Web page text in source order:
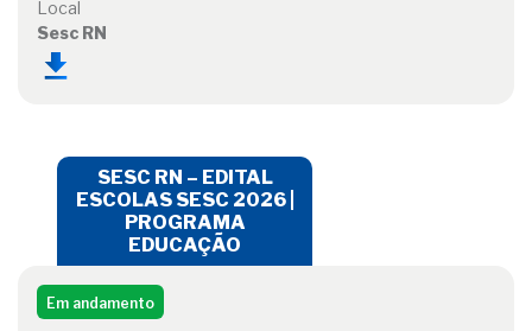
Local
Sesc RN
SESC RN – EDITAL
ESCOLAS SESC 2026 |
PROGRAMA
EDUCAÇÃO
Em andamento